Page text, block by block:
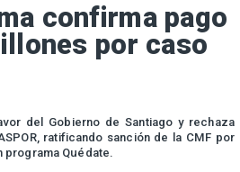
confirma pago
por caso
del Gobierno de Santiago y rechaza
ratificando sanción de la CMF por
Quédate.